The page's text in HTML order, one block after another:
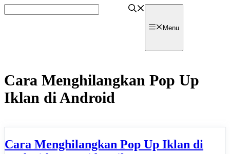
to
Menu
Cara Menghilangkan Pop Up
Iklan di Android
Cara Menghilangkan Pop Up Iklan di